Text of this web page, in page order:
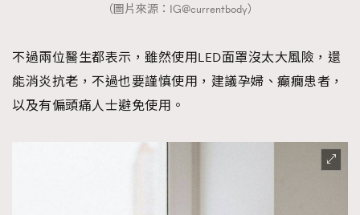
（圖片來源：IG@currentbody）
不過兩位醫生都表示，雖然使用LED面罩沒太大風險，還
能消炎抗老，不過也要謹慎使用，建議孕婦、癲癇患者，
以及有偏頭痛人士避免使用。